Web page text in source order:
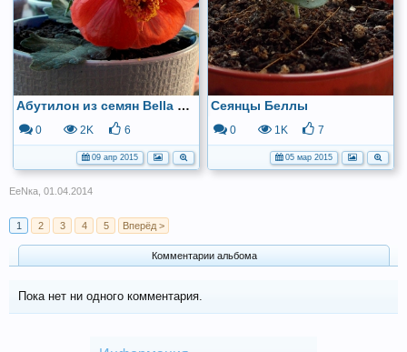
Абутилон из семян Bella Deep Coral
0 2K 6
09 апр 2015
Сеянцы Беллы
0 1K 7
05 мар 2015
ЕеNка 01.04.2014
1 2 3 4 5 Вперёд >
Комментарии альбома
Пока нет ни одного комментария.